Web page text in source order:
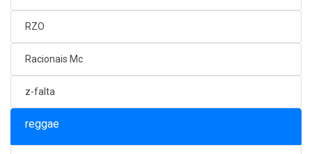
RZO
Racionais Mc
z-falta
reggae